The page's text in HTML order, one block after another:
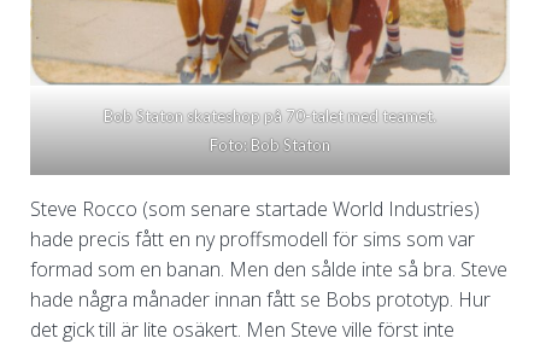
Bob Staton skateshop på 70-talet med teamet.
Foto: Bob Staton
Steve Rocco (som senare startade World Industries)
hade precis fått en ny proffsmodell för sims som var
formad som en banan. Men den sålde inte så bra. Steve
hade några månader innan fått se Bobs prototyp. Hur
det gick till är lite osäkert. Men Steve ville först inte